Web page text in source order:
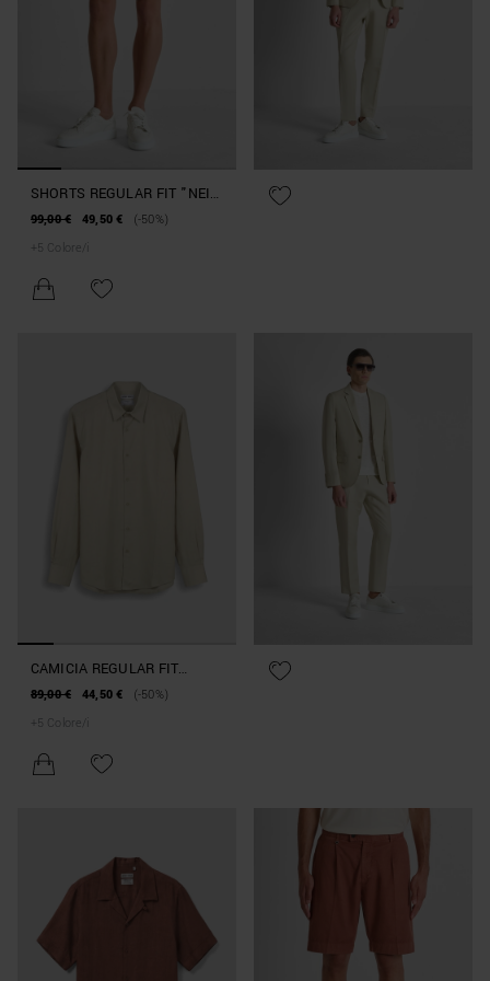
SHORTS REGULAR FIT "NEIL"
IN MISTO LINO E VISCOSA
99,00 € 49,50 €
(-50%)
+ 5 Colore/i
CAMICIA REGULAR FIT
"NAPOLI" IN MISTO LINO E
89,00 € 44,50 €
(-50%)
+ 5 Colore/i